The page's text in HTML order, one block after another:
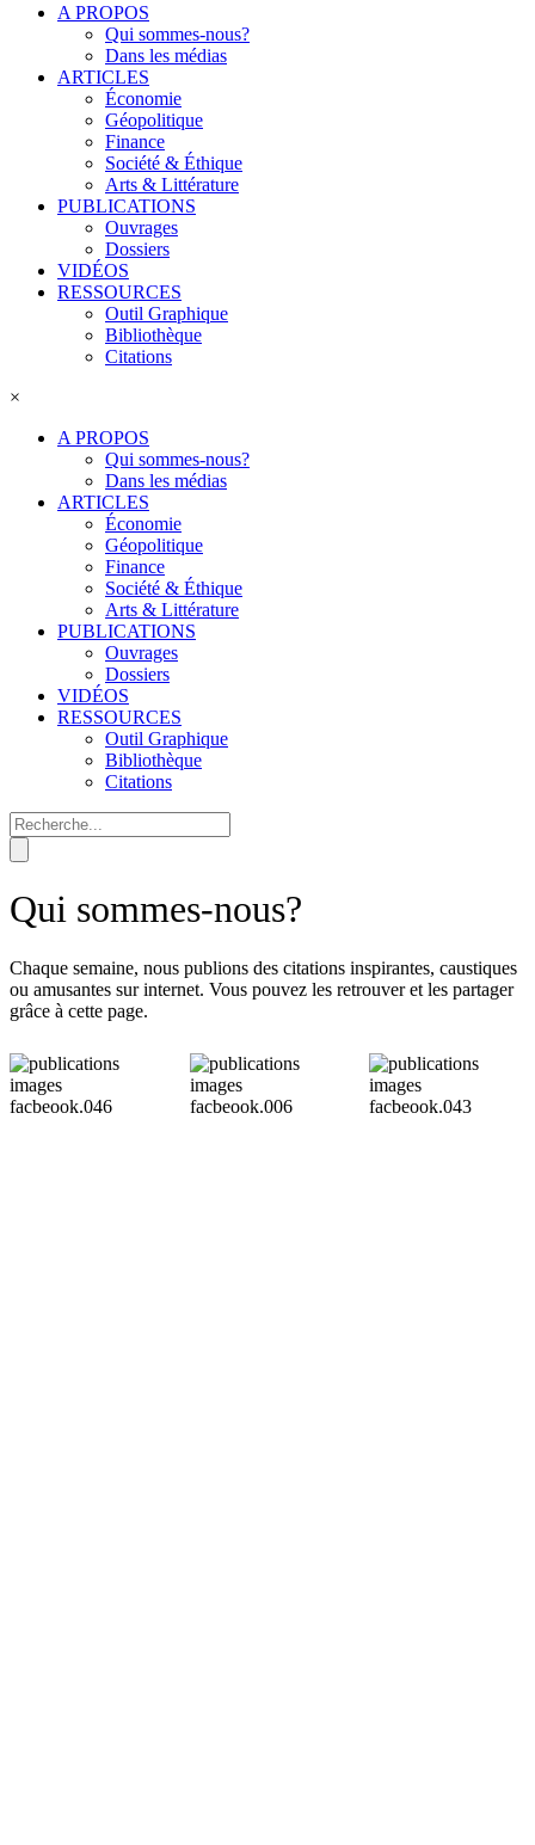
A PROPOS
Qui sommes-nous?
Dans les médias
ARTICLES
Économie
Géopolitique
Finance
Société & Éthique
Arts & Littérature
PUBLICATIONS
Ouvrages
Dossiers
VIDÉOS
RESSOURCES
Outil Graphique
Bibliothèque
Citations
×
A PROPOS
Qui sommes-nous?
Dans les médias
ARTICLES
Économie
Géopolitique
Finance
Société & Éthique
Arts & Littérature
PUBLICATIONS
Ouvrages
Dossiers
VIDÉOS
RESSOURCES
Outil Graphique
Bibliothèque
Citations
Qui sommes-nous?
Chaque semaine, nous publions des citations inspirantes, caustiques
ou amusantes sur internet. Vous pouvez les retrouver et les partager
grâce à cette page.